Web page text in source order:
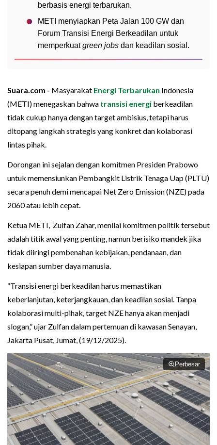
berbasis energi terbarukan.
METI menyiapkan Peta Jalan 100 GW dan
Forum Transisi Energi Berkeadilan untuk
memperkuatgreen jobs dan keadilan sosial.
Suara.com - Masyarakat Energi Terbarukan Indonesia
(METI) menegaskan bahwa transisi energi berkeadilan
tidak cukup hanya dengan target ambisius, tetapi harus
ditopang langkah strategis yang konkret dan kolaborasi
lintas pihak.
Dorongan ini sejalan dengan komitmen Presiden Prabowo
untuk memensiunkan Pembangkit Listrik Tenaga Uap (PLTU)
secara penuh demi mencapai Net Zero Emission (NZE) pada
2060 atau lebih cepat.
Ketua METI, Zulfan Zahar, menilai komitmen politik tersebut
adalah titik awal yang penting, namun berisiko mandek jika
tidak diiringi pembenahan kebijakan, pendanaan, dan
kesiapan sumber daya manusia.
“Transisi energi berkeadilan harus memastikan
keberlanjutan, keterjangkauan, dan keadilan sosial. Tanpa
kolaborasi multi-pihak, target NZE hanya akan menjadi
slogan,” ujar Zulfan dalam pertemuan di kawasan Senayan,
Jakarta Pusat, Jumat, (19/12/2025).
Perbesar